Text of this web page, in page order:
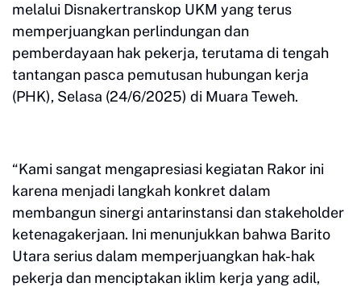
melalui Disnakertranskop UKM yang terus
memperjuangkan perlindungan dan
pemberdayaan hak pekerja, terutama di tengah
tantangan pasca pemutusan hubungan kerja
(PHK), Selasa (24/6/2025) di Muara Teweh.
“Kami sangat mengapresiasi kegiatan Rakor ini
karena menjadi langkah konkret dalam
membangun sinergi antarinstansi dan stakeholder
ketenagakerjaan. Ini menunjukkan bahwa Barito
Utara serius dalam memperjuangkan hak-hak
pekerja dan menciptakan iklim kerja yang adil,